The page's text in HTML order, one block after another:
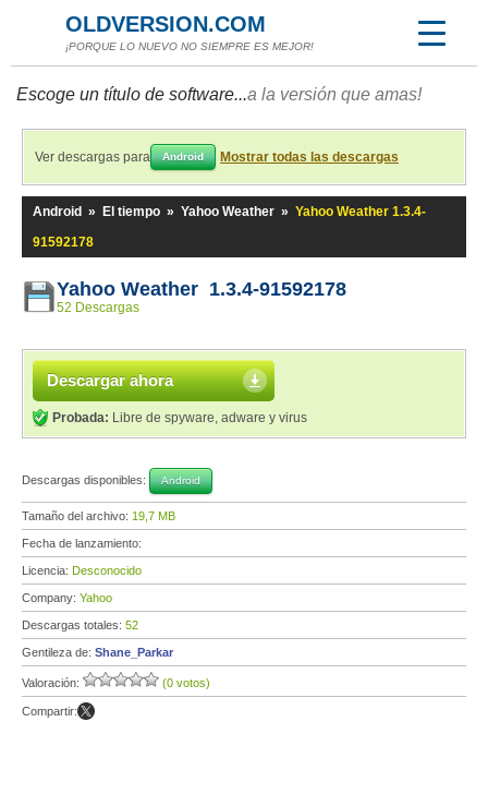
OLDVERSION.COM
¡PORQUE LO NUEVO NO SIEMPRE ES MEJOR!
Escoge un título de software...a la versión que amas!
Ver descargas para Android Mostrar todas las descargas
Android » El tiempo » Yahoo Weather » Yahoo Weather 1.3.4-
91592178
Yahoo Weather 1.3.4-91592178
52 Descargas
Descargar ahora
Probada: Libre de spyware, adware y virus
Descargas disponibles: Android
Tamaño del archivo: 19,7 MB
Fecha de lanzamiento:
Licencia: Desconocido
Company: Yahoo
Descargas totales: 52
Gentileza de: Shane_Parkar
Valoración: (0 votos)
Compartir: